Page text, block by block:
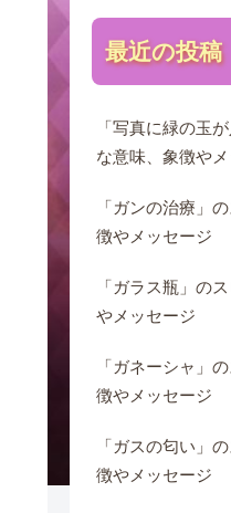
最近の投稿
「写真に緑の玉
な意味、象徴や
「ガンの治療」
徴やメッセージ
「ガラス瓶」の
やメッセージ
「ガネーシャ」
徴やメッセージ
「ガスの匂い」
徴やメッセージ